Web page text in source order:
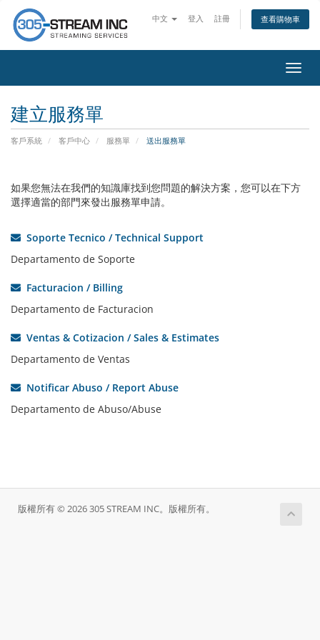
中文 登入 註冊 查看購物車
切
換
建立服務單
客戶系統 客戶中心 服務單 送出服務單
如果您無法在我們的知識庫找到您問題的解決方案，您可以在下方
選擇適當的部門來發出服務單申請。
Soporte Tecnico / Technical Support
Departamento de Soporte
Facturacion / Billing
Departamento de Facturacion
Ventas & Cotizacion / Sales & Estimates
Departamento de Ventas
Notificar Abuso / Report Abuse
Departamento de Abuso/Abuse
版權所有 © 2026 305 STREAM INC。版權所有。